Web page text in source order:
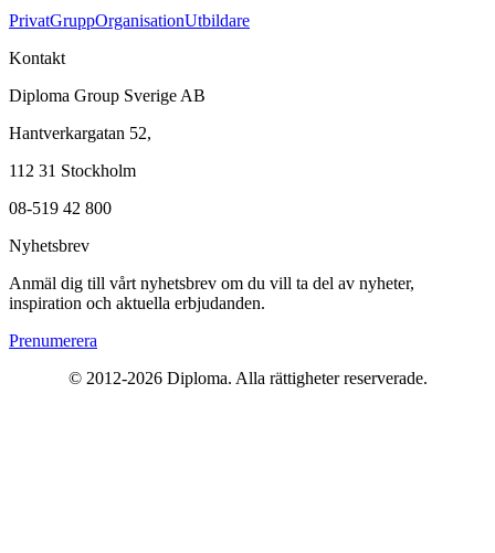
PrivatGruppOrganisationUtbildare
Kontakt
Diploma Group Sverige AB
Hantverkargatan 52,
112 31 Stockholm
08-519 42 800
Nyhetsbrev
Anmäl dig till vårt nyhetsbrev om du vill ta del av nyheter,
inspiration och aktuella erbjudanden.
Prenumerera
© 2012-2026 Diploma. Alla rättigheter reserverade.